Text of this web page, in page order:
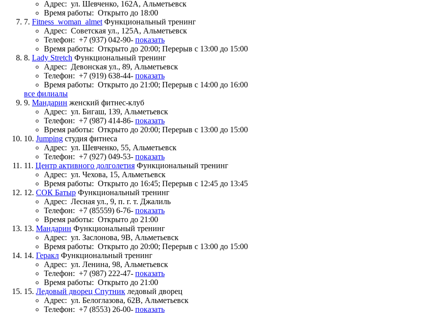
Адрес: ул. Шевченко, 162А, Альметьевск
Время работы: Открыто до 18:00
7. Fitness_woman_almet Функциональный тренинг
Адрес: Советская ул., 125А, Альметьевск
Телефон: +7 (937) 042-90- показать
Время работы: Открыто до 20:00; Перерыв с 13:00 до 15:00
8. Lady Stretch Функциональный тренинг
Адрес: Девонская ул., 89, Альметьевск
Телефон: +7 (919) 638-44- показать
Время работы: Открыто до 21:00; Перерыв с 14:00 до 16:00
все филиалы
9. Мандарин женский фитнес-клуб
Адрес: ул. Бигаш, 139, Альметьевск
Телефон: +7 (987) 414-86- показать
Время работы: Открыто до 20:00; Перерыв с 13:00 до 15:00
10. Jumping студия фитнеса
Адрес: ул. Шевченко, 55, Альметьевск
Телефон: +7 (927) 049-53- показать
11. Центр активного долголетия Функциональный тренинг
Адрес: ул. Чехова, 15, Альметьевск
Время работы: Открыто до 16:45; Перерыв с 12:45 до 13:45
12. СОК Батыр Функциональный тренинг
Адрес: Лесная ул., 9, п. г. т. Джалиль
Телефон: +7 (85559) 6-76- показать
Время работы: Открыто до 21:00
13. Мандарин Функциональный тренинг
Адрес: ул. Заслонова, 9В, Альметьевск
Время работы: Открыто до 20:00; Перерыв с 13:00 до 15:00
14. Геракл Функциональный тренинг
Адрес: ул. Ленина, 98, Альметьевск
Телефон: +7 (987) 222-47- показать
Время работы: Открыто до 21:00
15. Ледовый дворец Спутник ледовый дворец
Адрес: ул. Белоглазова, 62В, Альметьевск
Телефон: +7 (8553) 26-00- показать